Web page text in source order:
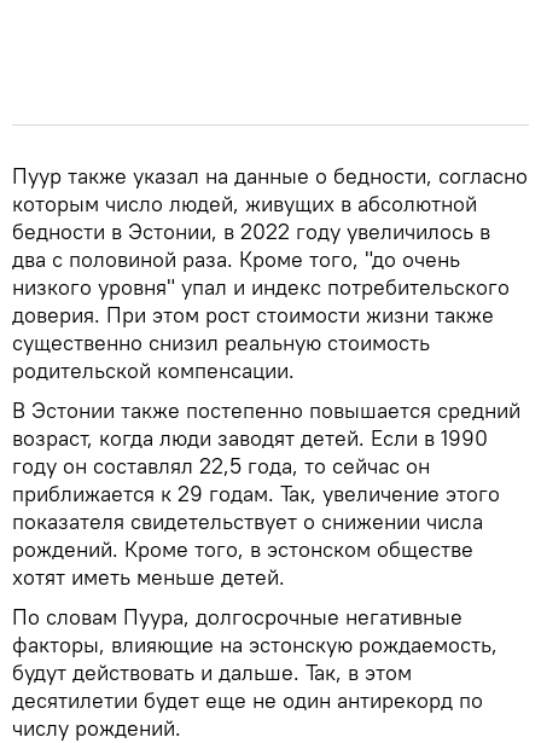
Пуур также указал на данные о бедности, согласно
которым число людей, живущих в абсолютной
бедности в Эстонии, в 2022 году увеличилось в
два с половиной раза. Кроме того, "до очень
низкого уровня" упал и индекс потребительского
доверия. При этом рост стоимости жизни также
существенно снизил реальную стоимость
родительской компенсации.
В Эстонии также постепенно повышается средний
возраст, когда люди заводят детей. Если в 1990
году он составлял 22,5 года, то сейчас он
приближается к 29 годам. Так, увеличение этого
показателя свидетельствует о снижении числа
рождений. Кроме того, в эстонском обществе
хотят иметь меньше детей.
По словам Пуура, долгосрочные негативные
факторы, влияющие на эстонскую рождаемость,
будут действовать и дальше. Так, в этом
десятилетии будет еще не один антирекорд по
числу рождений.